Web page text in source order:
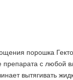
порошка
препарата с любой
вытягивать